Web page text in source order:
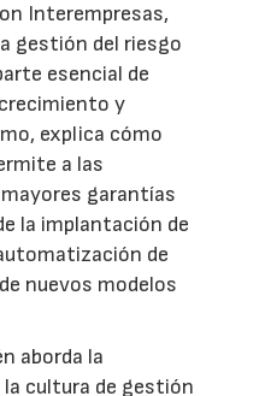
Interempresas,
gestión del riesgo
esencial de
y
explica cómo
a las
garantías
la implantación de
de
nuevos modelos
aborda la
cultura de gestión